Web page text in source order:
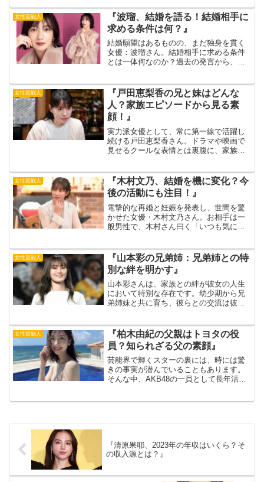
好きで、母親はカレーパン屋を経営する
など、個性豊かな両親との...
女性芸能人
『波瑠、結婚を語る！結婚相手に
求める条件は何？』
結婚願望はあるものの、まだ独身を貫く
女優：波瑠さん。結婚相手に求める条件
とは一体何なのか？過去の発言から、理
変化や、結婚相手に求める意外な条件と
は？今後の結婚の可...
女性芸能人
『戸田恵梨香の兄と妹はどんな
人？家族エピソードから見る素
顔！』
実力派女優として、常に第一線で活躍し
続ける戸田恵梨香さん。ドラマや映画で
見せるクールな表情とは裏腹に、家族思
さんの兄弟にスポットを当て、家族エピ
ソードから彼女の素顔に迫っ...
女性芸能人
『木村文乃、結婚を機に変化？今
後の活動にも注目！』
電撃的な再婚と妊娠を発表し、世間を驚
かせた女優・木村文乃さん。お相手は一
般男性で、木村さん曰く「いつも気にか
一子を出産され、公私ともに順風満帆な
様子が伺えます。出典元：...
女性芸能人
『山本彩の兄弟姉：兄弟姉との特
別な絆を明かす』
山本彩さんは、家族との絆が彼女の人生
において特別な存在です。幼少期から兄
弟姉妹と共に育ち、彼らとの交流は彼女
涙の数々の思い出が詰まっています。出
典元：アーリータイムこの...
女性芸能人
『柏木由紀の父親はトヨタの役
員？知られざる父の素顔』
芸能界で輝くスターの裏には、時には驚
きの事実が潜んでいることもあります。
そんな中、AKB48の一員として長年活躍
『清原果耶、2023年の年収はいくら？そ
の収入源とは？』